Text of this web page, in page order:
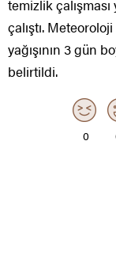
temizlik
çalıştı.
yağışının 3 gün
belirtildi.
0